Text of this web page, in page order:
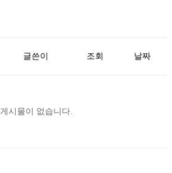
글쓴이 조회 날짜
게시물이 없습니다.